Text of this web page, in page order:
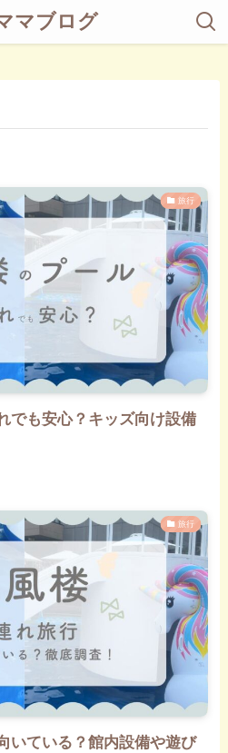
マブログ
旅行
でも安心？キッズ向け設備
旅行
いている？館内設備や遊び